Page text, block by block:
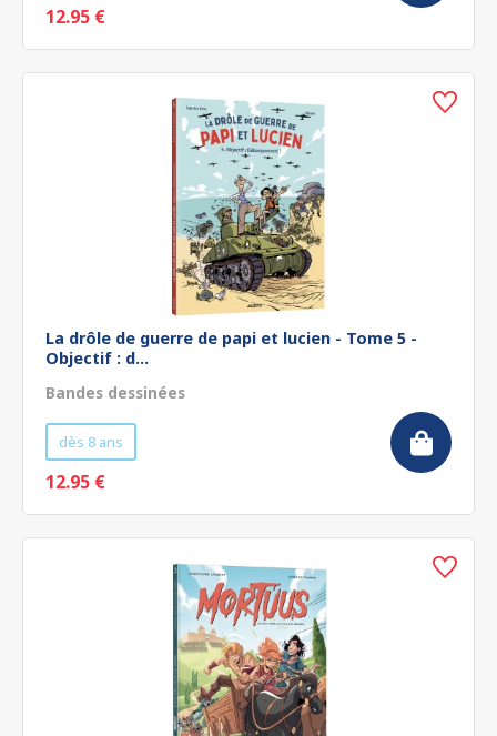
12.95 €
La drôle de guerre de papi et lucien - Tome 5 -
Objectif : d...
Bandes dessinées
dès 8 ans
12.95 €